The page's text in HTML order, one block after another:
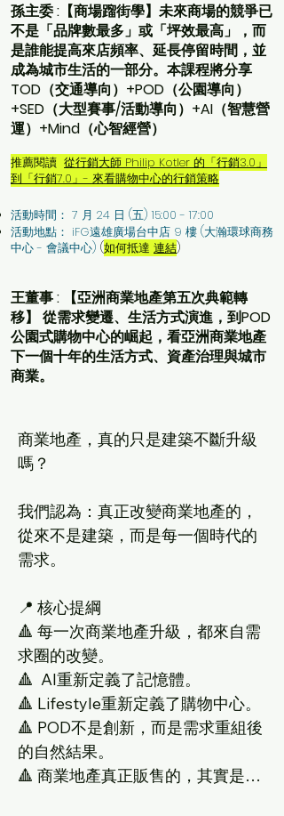
孫主委 :【商場蹓街學】未來商場的競爭已
不是「品牌數最多」或「坪效最高」，而
是誰能提高來店頻率、延長停留時間，並
成為城市生活的一部分。本課程將分享
TOD（交通導向）+POD（公園導向）
+SED（大型賽事/活動導向）+AI（智慧營
運）+Mind（心智經營）
推薦閱讀 從行銷大師 Philip Kotler 的「行銷3.0」
到「行銷7.0」- 來看購物中心的行銷策略
活動時間： 7 月 24 日 (五) 15:00 - 17:00
活動地點： iFG遠雄廣場台中店 9 樓 (大瀚環球商務
中心 - 會議中心) (如何抵達 連結)
王董事 : 【亞洲商業地產第五次典範轉
移】 從需求變遷、生活方式演進，到POD
公園式購物中心的崛起，看亞洲商業地產
下一個十年的生活方式、資產治理與城市
商業。
商業地產，真的只是建築不斷升級
嗎？
我們認為：真正改變商業地產的，
從來不是建築，而是每一個時代的
需求。
📍 核心提綱
🔺 每一次商業地產升級，都來自需
求圈的改變。
🔺  AI重新定義了記憶體。
🔺 Lifestyle重新定義了購物中心。
🔺 POD不是創新，而是需求重組後
的自然結果。
🔺 商業地產真正販售的，其實是生